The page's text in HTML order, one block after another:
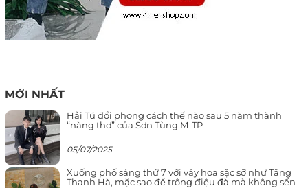
MỚI NHẤT
Hải Tú đổi phong cách thế nào sau 5 năm thành
“nàng thơ” của Sơn Tùng M-TP
05/07/2025
Xuống phố sáng thứ 7 với váy hoa sặc sỡ như Tăng
Thanh Hà, mặc sao để trông điệu đà mà không sến